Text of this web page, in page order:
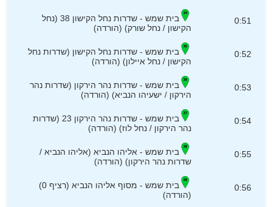
0:51
בית שמש - שדרות נחל הקישון 38 (נחל
הקישון / נחל שורק) (הורדה)
0:52
בית שמש - שדרות נחל הקישון (שדרות נחל
הקישון / נחל איילון) (הורדה)
0:53
בית שמש - שדרות נהר הירקון (שדרות נהר
הירקון / ישעיהו הנביא) (הורדה)
0:54
בית שמש - שדרות נהר הירקון 23 (שדרות
נהר הירקון / נחל לוז) (הורדה)
0:55
בית שמש - אליהו הנביא (אליהו הנביא /
שדרות נהר הירקון) (הורדה)
0:56
בית שמש - מסוף אליהו הנביא (רציף 0)
(הורדה)